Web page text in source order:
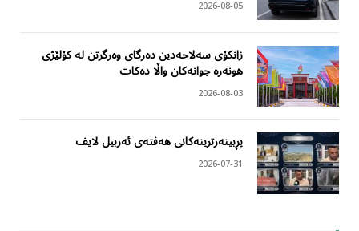
2026-08-05
زانکۆی سەلاحەدین دەرگای وەرگرتن لە کۆلێژی
هونەرە جوانەکان واڵا دەکات
2026-08-03
پڕبینەرترینەکانی هەفتەی ئەربیل لایف
2026-07-31